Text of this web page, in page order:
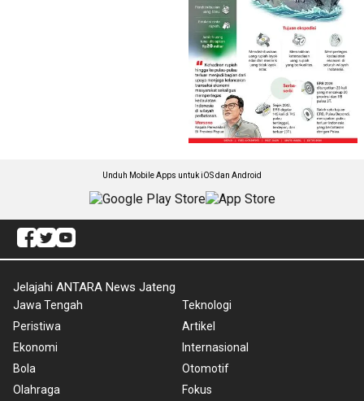
Unduh Mobile Apps untuk iOS dan Android
Jelajahi ANTARA News Jateng
Jawa Tengah
Peristiwa
Ekonomi
Bola
Olahraga
Teknologi
Artikel
Internasional
Otomotif
Fokus